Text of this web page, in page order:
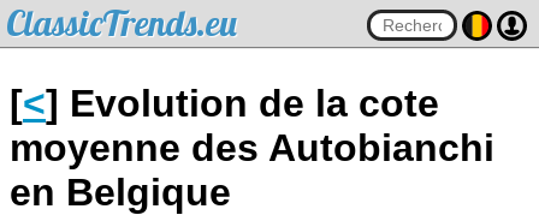
ClassicTrends.eu
[<] Evolution de la cote
moyenne des Autobianchi
en Belgique